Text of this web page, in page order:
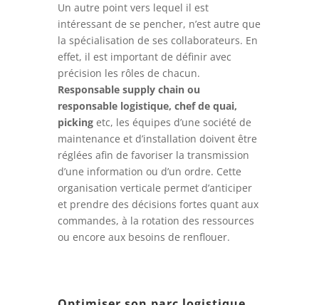
Un autre point vers lequel il est
intéressant de se pencher, n’est autre que
la spécialisation de ses collaborateurs. En
effet, il est important de définir avec
précision les rôles de chacun.
Responsable supply chain ou
responsable logistique, chef de quai,
picking etc, les équipes d’une société de
maintenance et d’installation doivent être
réglées afin de favoriser la transmission
d’une information ou d’un ordre. Cette
organisation verticale permet d’anticiper
et prendre des décisions fortes quant aux
commandes, à la rotation des ressources
ou encore aux besoins de renflouer.